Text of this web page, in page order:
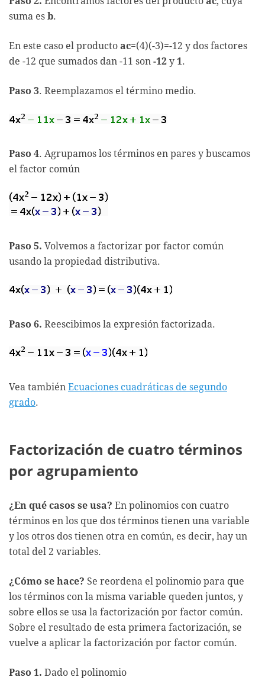
suma es b.
En este caso el producto ac=(4)(-3)=-12 y dos factores
de -12 que sumados dan -11 son -12 y 1 .
Paso 3. Reemplazamos el término medio.
Paso 4. Agrupamos los términos en pares y buscamos
el factor común
Paso 5. Volvemos a factorizar por factor común
usando la propiedad distributiva.
Paso 6. Reescibimos la expresión factorizada.
Vea también Ecuaciones cuadráticas de segundo
grado.
Factorización de cuatro términos
por agrupamiento
¿En qué casos se usa? En polinomios con cuatro
términos en los que dos términos tienen una variable
y los otros dos tienen otra en común, es decir, hay un
total del 2 variables.
¿Cómo se hace? Se reordena el polinomio para que
los términos con la misma variable queden juntos, y
sobre ellos se usa la factorización por factor común.
Sobre el resultado de esta primera factorización, se
vuelve a aplicar la factorización por factor común.
Paso 1. Dado el polinomio